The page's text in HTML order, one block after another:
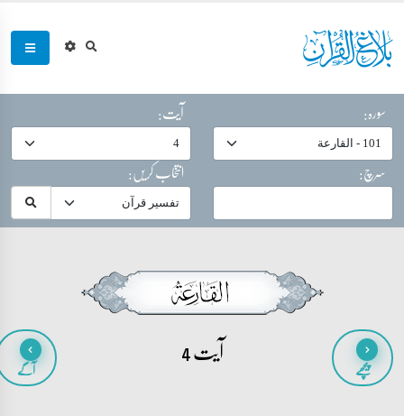
سورہ:
آیت:
سرچ:
انتخاب کریں:
پیچھے آیت 4 آگے